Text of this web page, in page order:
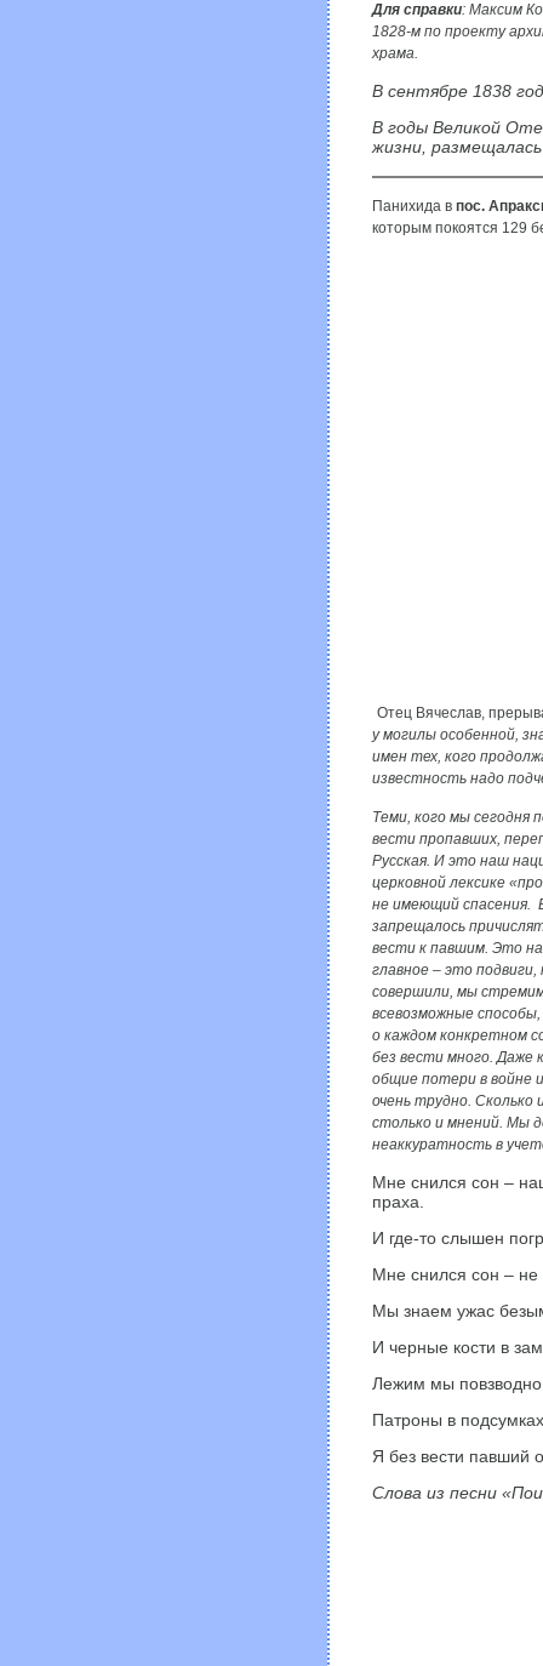
Для справки: Максим
1828-м по проекту
храма.
В сентябре 1838
В годы Великой
жизни,
Панихида в пос.
которым покоятся 129
Отец Вячеслав,
у могилы особенной,
имен тех, кого
известность надо
Теми, кого мы сегодня
вести пропавших,
Русская. И это наш
церковной лексике
не имеющий спасения.
запрещалось
вести к павшим. Это
главное – это
совершили, мы
всевозможные
о каждом конкретном
без вести много. Даже
общие потери в войне
очень трудно. Сколько
столько и мнений. Мы
неаккуратность в
Мне снился сон –
праха.
И где-то слышен
Мне снился сон –
Мы знаем ужас
И черные кости в
Лежим мы повзводно
Патроны в
Я без вести павший
Слова из песни